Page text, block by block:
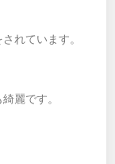
れています。
麗です。